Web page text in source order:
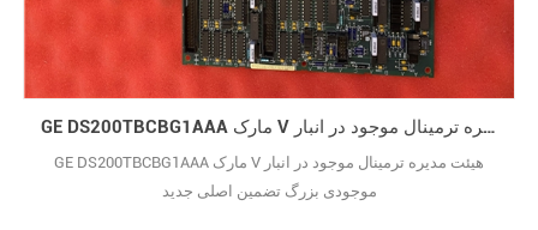
GE DS200TBCBG1AAA مارک V هیئت مدیره ترمینال موجود در انبار
GE DS200TBCBG1AAA مارک V هیئت مدیره ترمینال موجود در انبار
موجودی بزرگ تضمین اصلی جدید